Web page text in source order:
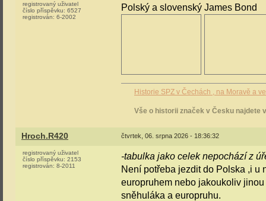
registrovaný uživatel
číslo příspěvku: 6527
registrován: 6-2002
Polský a slovenský James Bond
Historie SPZ v Čechách , na Moravě a
Vše o historii značek v Česku najdete
Hroch.R420 čtvrtek, 06. srpna 2026 - 18:36:32
registrovaný uživatel
číslo příspěvku: 2153
registrován: 8-2011
-tabulka jako celek nepochází z
Není potřeba jezdit do Polska ,i u
europruhem nebo jakoukoliv
sněhuláka a europruhu.